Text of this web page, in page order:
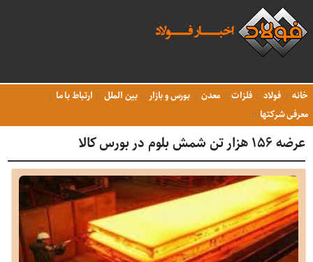
خانه فولاد فلزات معدن بورس و بازار بین الملل
ارتباط با ما
معرفی شرکتها
عرضه ۱۵۶ هزار تن شمش بلوم در بورس کالا